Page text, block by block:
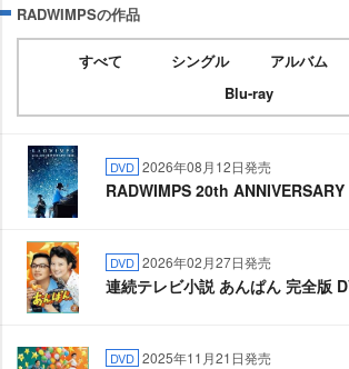
RADWIMPSの作品
すべて シングル アルバム
Blu-ray
DVD 2026年08月12日発売
RADWIMPS 20th
DVD 2026年02月27日発売
連続テレビ小説 あんぱん 完全版
DVD 2025年11月21日発売